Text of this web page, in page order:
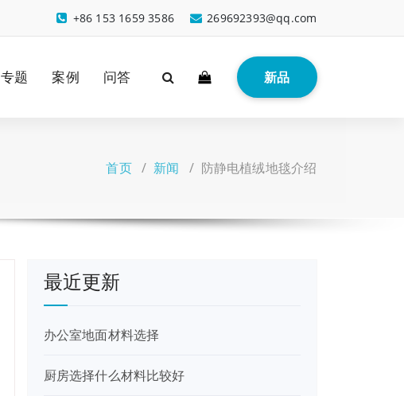
269692393@qq.com
+86 153 1659 3586
专题 案例 问答 新品
首页/ 新闻 / 防静电植绒地毯介绍
最近更新
办公室地面材料选择
厨房选择什么材料比较好